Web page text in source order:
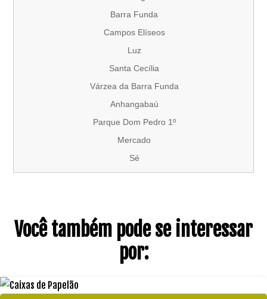
Barra Funda
Campos Elíseos
Luz
Santa Cecília
Várzea da Barra Funda
Anhangabaú
Parque Dom Pedro 1º
Mercado
Sé
Você também pode se interessar
por: